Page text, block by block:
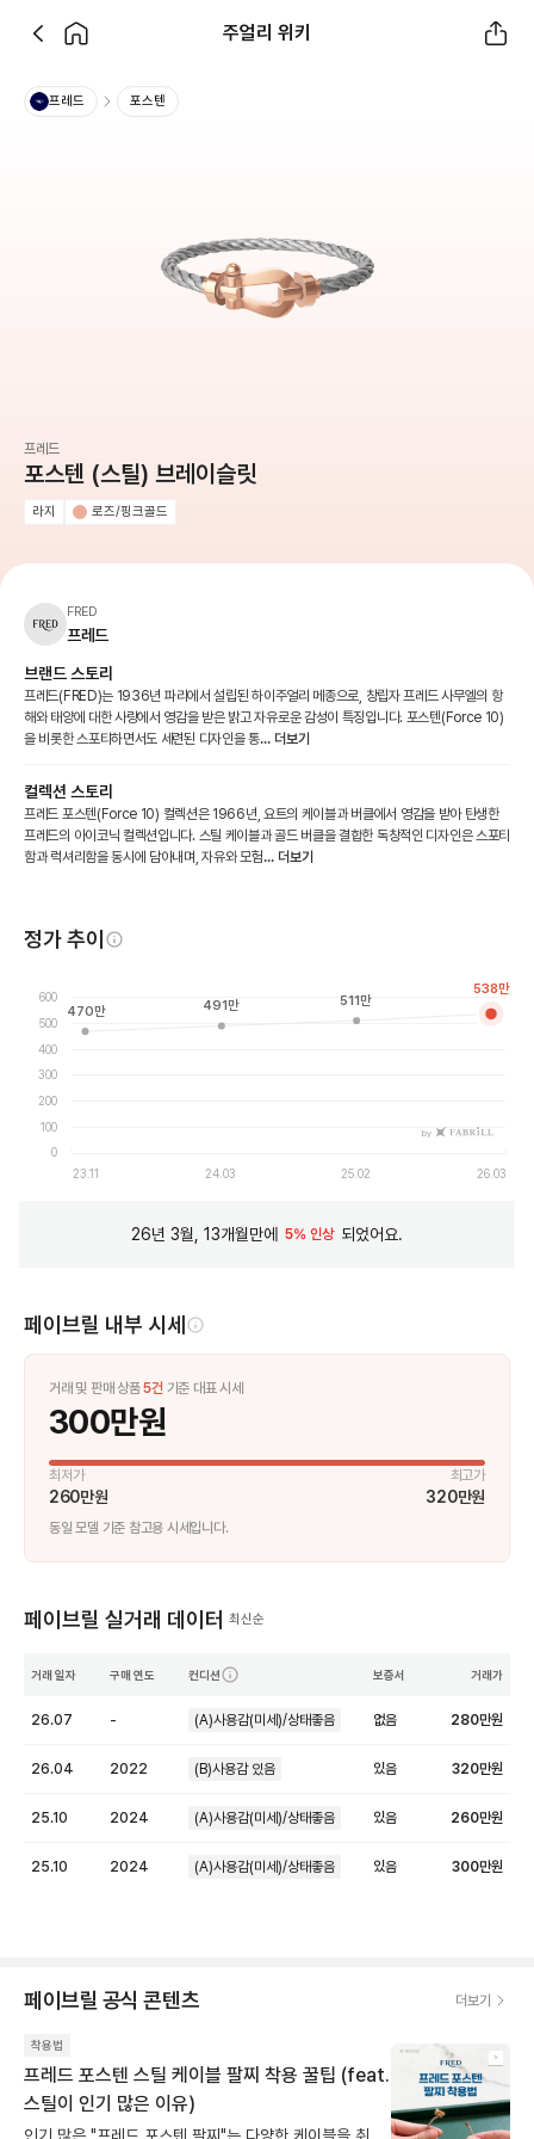
주얼리 위키
프레드 포스텐
프레드
포스텐 (스틸) 브레이슬릿
라지 로즈/핑크골드
FRED
프레드
브랜드 스토리
프레드(FRED)는 1936년 파리에서 설립된 하이주얼리 메종으로, 창립자 프레드 사무엘의 항
해와 태양에 대한 사랑에서 영감을 받은 밝고 자유로운 감성이 특징입니다. 포스텐(Force 10)
을 비롯한 스포티하면서도 세련된 디자인을 통... 더보기
컬렉션 스토리
프레드 포스텐(Force 10) 컬렉션은 1966년, 요트의 케이블과 버클에서 영감을 받아 탄생한
프레드의 아이코닉 컬렉션입니다. 스틸 케이블과 골드 버클을 결합한 독창적인 디자인은 스포티
함과 럭셔리함을 동시에 담아내며, 자유와 모험... 더보기
정가 추이
0
100
200
300
400
500
600
23.11 24.03 25.02 26.03
by
470만 491만 511만
538만
26년 3월, 13개월만에 5% 인상 되었어요.
페이브릴 내부 시세
거래 및 판매 상품5건 기준 대표 시세
300만원
최저가
260만원
최고가
320만원
동일 모델 기준 참고용 시세입니다.
페이브릴 실거래 데이터 최신순
거래 일자 구매 연도 컨디션 보증서 거래가
26.07 - (A)사용감(미세)/상태좋음 없음 280만원
26.04 2022 (B)사용감 있음 있음 320만원
25.10 2024 (A)사용감(미세)/상태좋음 있음 260만원
25.10 2024 (A)사용감(미세)/상태좋음 있음 300만원
페이브릴 공식 콘텐츠 더보기
착용법
프레드 포스텐 스틸 케이블 팔찌 착용 꿀팁 (feat.
스틸이 인기 많은 이유)